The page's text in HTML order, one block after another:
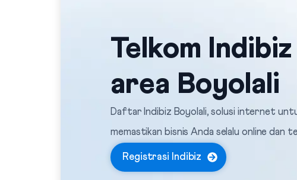
Telkom Indibiz
area Boyolali
Daftar Indibiz Boyolali, solusi internet
memastikan bisnis Anda selalu online dan
Registrasi Indibiz